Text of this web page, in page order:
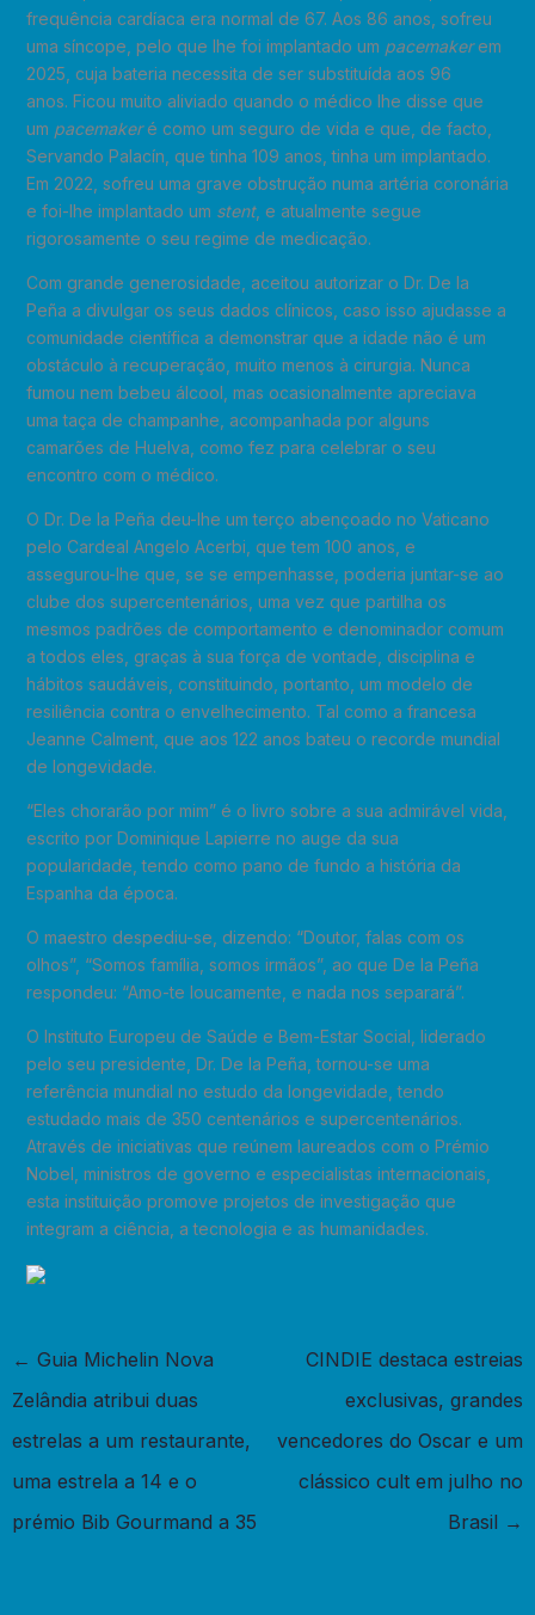
frequência cardíaca era normal de 67. Aos 86 anos, sofreu
uma síncope, pelo que lhe foi implantado um pacemakerem
2025, cuja bateria necessita de ser substituída aos 96
anos. Ficou muito aliviado quando o médico lhe disse que
um pacemakeré como um seguro de vida e que, de facto,
Servando Palacín, que tinha 109 anos, tinha um implantado.
Em 2022, sofreu uma grave obstrução numa artéria coronária
e foi-lhe implantado um stent, e atualmente segue
rigorosamente o seu regime de medicação.
Com grande generosidade, aceitou autorizar o Dr. De la
Peña a divulgar os seus dados clínicos, caso isso ajudasse a
comunidade científica a demonstrar que a idade não é um
obstáculo à recuperação, muito menos à cirurgia. Nunca
fumou nem bebeu álcool, mas ocasionalmente apreciava
uma taça de champanhe, acompanhada por alguns
camarões de Huelva, como fez para celebrar o seu
encontro com o médico.
O Dr. De la Peña deu-lhe um terço abençoado no Vaticano
pelo Cardeal Angelo Acerbi, que tem 100 anos, e
assegurou-lhe que, se se empenhasse, poderia juntar-se ao
clube dos supercentenários, uma vez que partilha os
mesmos padrões de comportamento e denominador comum
a todos eles, graças à sua força de vontade, disciplina e
hábitos saudáveis, constituindo, portanto, um modelo de
resiliência contra o envelhecimento. Tal como a francesa
Jeanne Calment, que aos 122 anos bateu o recorde mundial
de longevidade.
“Eles chorarão por mim” é o livro sobre a sua admirável vida,
escrito por Dominique Lapierre no auge da sua
popularidade, tendo como pano de fundo a história da
Espanha da época.
O maestro despediu-se, dizendo: “Doutor, falas com os
olhos”, “Somos família, somos irmãos”, ao que De la Peña
respondeu: “Amo-te loucamente, e nada nos separará”.
O Instituto Europeu de Saúde e Bem-Estar Social, liderado
pelo seu presidente, Dr. De la Peña, tornou-se uma
referência mundial no estudo da longevidade, tendo
estudado mais de 350 centenários e supercentenários.
Através de iniciativas que reúnem laureados com o Prémio
Nobel, ministros de governo e especialistas internacionais,
esta instituição promove projetos de investigação que
integram a ciência, a tecnologia e as humanidades.
← Guia Michelin Nova
Zelândia atribui duas
estrelas a um restaurante,
uma estrela a 14 e o
prémio Bib Gourmand a 35
CINDIE destaca estreias
exclusivas, grandes
vencedores do Oscar e um
clássico cult em julho no
Brasil →